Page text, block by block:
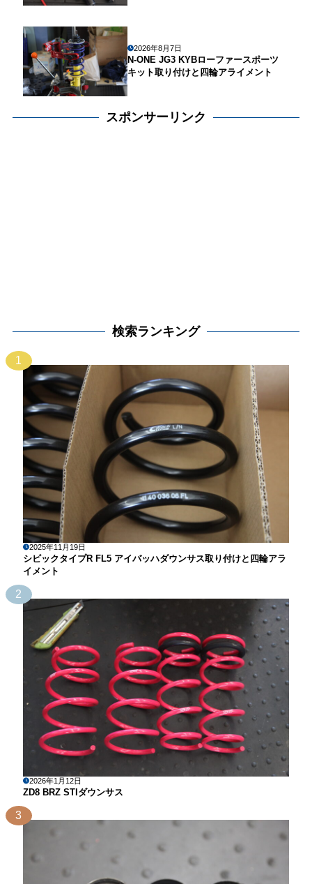
2026年8月7日
N-ONE JG3 KYBローファースポーツ
キット取り付けと四輪アライメント
スポンサーリンク
検索ランキング
1
2025年11月19日
シビックタイプR FL5 アイバッハダウンサス取り付けと四輪アラ
イメント
2
2026年1月12日
ZD8 BRZ STIダウンサス
3